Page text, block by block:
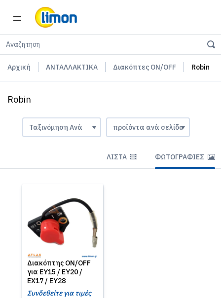
Αρχική ΑΝΤΑΛΛΑΚΤΙΚΑ Διακόπτες ON/OFF Robin
Robin
ΛΊΣΤΑ ΦΩΤΟΓΡΑΦΊΕΣ
Διακόπτης ON/OFF
για EY15 / EY20 /
EX17 / EY28
Συνδεθείτε για τιμές